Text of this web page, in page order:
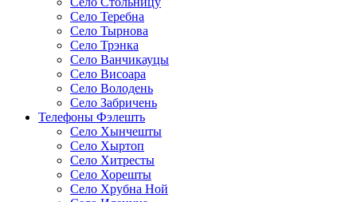
Село Теребна
Село Тырнова
Село Трэнка
Село Ванчикауцы
Село Висоара
Село Володень
Село Забричень
Телефоны Фэлешть
Село Хынчешты
Село Хыртоп
Село Хитресты
Село Хорешты
Село Хрубна Ной